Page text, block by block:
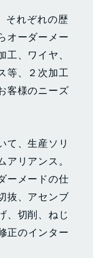
それぞれの歴
オーダーメー
、ワイヤ、
等、２次加工
客様のニーズ
て、生産ソリ
リアンス。
ーメードの仕
抜、アセンブ
、切削、ねじ
正のインター